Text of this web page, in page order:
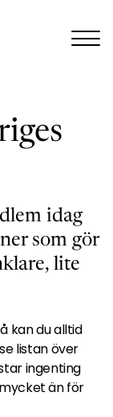
idag
som gör
lite
kan du alltid
listan över
ingenting
än för